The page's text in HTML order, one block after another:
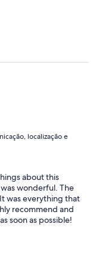
localização e
about this
wonderful. The
was everything that
recommend and
soon as possible!